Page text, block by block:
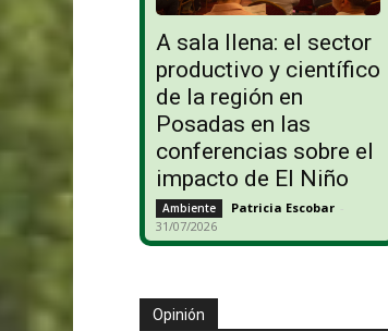
A sala llena: el sector
productivo y científico
de la región en
Posadas en las
conferencias sobre el
impacto de El Niño
Ambiente Patricia Escobar -
31/07/2026
Opinión